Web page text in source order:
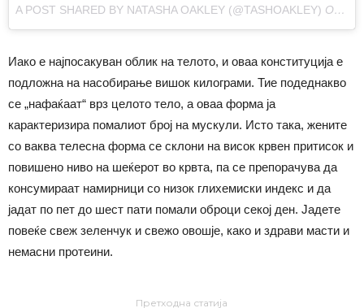
A POST SHARED BY NATASHA OAKLEY (@TASHOAKLEY) ON
Иако е најпосакуван облик на телото, и оваа конституција е
подложна на насобирање вишок килограми. Тие подеднакво
се „нафаќаат“ врз целото тело, а оваа форма ја
карактеризира помалиот број на мускули. Исто така, жените
со ваква телесна форма се склони на висок крвен притисок и
повишено ниво на шеќерот во крвта, па се препорачува да
консумираат намирници со низок глихемиски индекс и да
јадат по пет до шест пати помали оброци секој ден. Јадете
повеќе свеж зеленчук и свежо овошје, како и здрави масти и
немасни протеини.
Претходна статија